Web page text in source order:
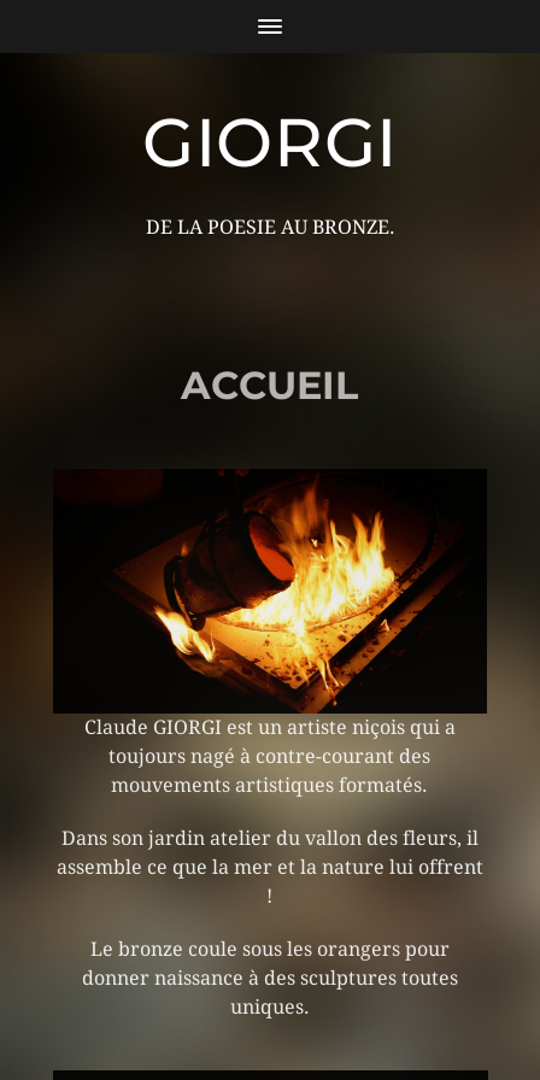
GIORGI
DE LA POESIE AU BRONZE.
ACCUEIL
Claude GIORGI est un artiste niçois qui a
toujours nagé à contre-courant des
mouvements artistiques formatés.
Dans son jardin atelier du vallon des fleurs, il
assemble ce que la mer et la nature lui offrent
!
Le bronze coule sous les orangers pour
donner naissance à des sculptures toutes
uniques.